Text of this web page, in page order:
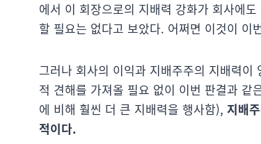
에서 이 회장으로의 지배력 강화가 회사에
할 필요는 없다고 보았다. 어쩌면 이것이 이
그러나 회사의 이익과 지배주주의 지배력
적 견해를 가져올 필요 없이 이번 판결과 같
에 비해 훨씬 더 큰 지배력을 행사함), 지배
적이다.